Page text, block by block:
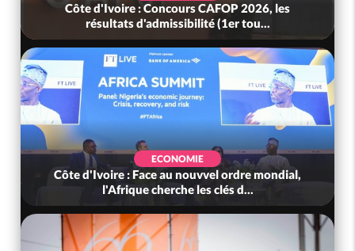
Côte d'Ivoire : Concours CAFOP 2026, les
résultats d'admissibilité (1er tou...
ECONOMIE
Côte d'Ivoire : Face au nouvvel ordre mondial,
l'Afrique cherche les clés d...